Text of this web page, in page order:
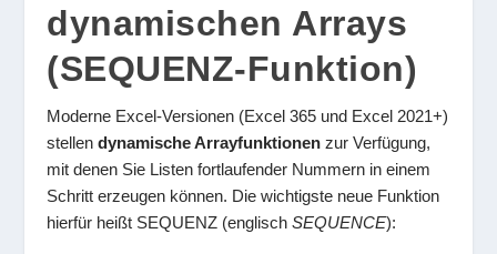
dynamischen Arrays
(SEQUENZ-Funktion)
Moderne Excel-Versionen (Excel 365 und Excel 2021+)
stellendynamische Arrayfunktionen zur Verfügung,
mit denen Sie Listen fortlaufender Nummern in einem
Schritt erzeugen können. Die wichtigste neue Funktion
hierfür heißt SEQUENZ (englischSEQUENCE):